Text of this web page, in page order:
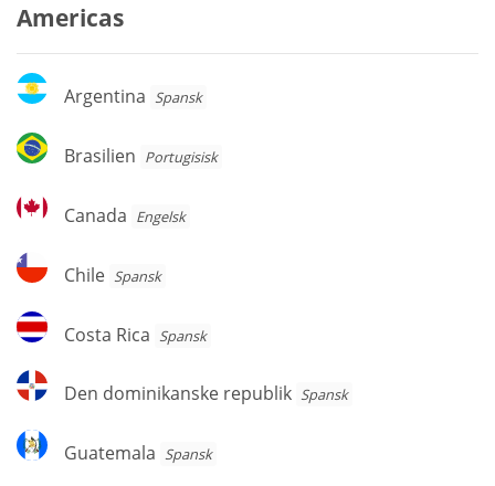
Americas
Argentina
Argentina Spansk
Brasilien
Brasilien Portugisisk
Canada
Canada Engelsk
Chile
Chile Spansk
Costa
Rica
Costa Rica Spansk
Den
dominikanske
Den dominikanske republik Spansk
Guatemala
Guatemala Spansk